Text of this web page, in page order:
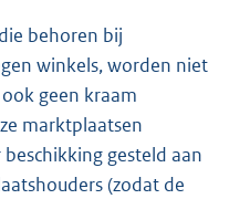
behoren bij
winkels, worden niet
geen kraam
marktplaatsen
gesteld aan
(zodat de